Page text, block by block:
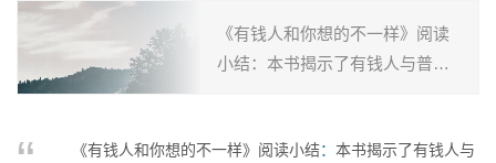
《有钱人和你想的不一样》阅读
小结：本书揭示了有钱人与普通
自信、学习、感恩、给予、爱、
《有钱人和你想的不一样》阅读小结： 本书揭示了有钱人与